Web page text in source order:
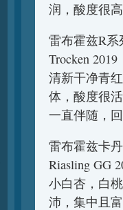
润，酸度很
雷布霍兹R系
Trocken 2019
清新干净青
体，酸度很
一直伴随，
雷布霍兹卡
Riasling GG
小白杏，白
沛，集中且